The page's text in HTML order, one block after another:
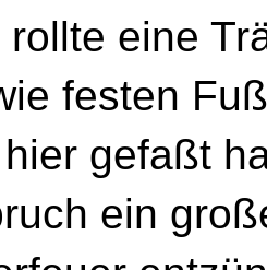
rollte eine
festen
gefaßt
ein